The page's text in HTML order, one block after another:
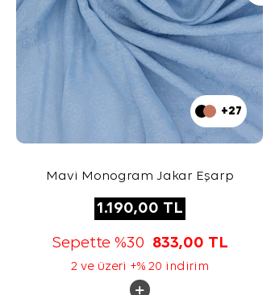
+27
Mavi Monogram Jakar Eşarp
1.190,00 TL
Sepette %30 833,00 TL
2 ve üzeri +% 20 indirim